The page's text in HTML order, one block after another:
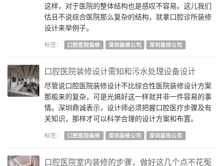
这样，对于医院的整体结构也是感叹不容易。这儿我们
估且不说综合医院那么复杂的结构，就拿口腔诊所装修
设计来举例子。
标签： 口腔医院装修 深圳装修公司 深圳装饰公司
口腔医院装修设计需知和污水处理设备设计
尽管说口腔医院装修设计不比综合性医院装修设计方案
那般来的复杂，可是光搞好这一样就并非一件容易的事
情。深圳鼎诚表示，设计师必须把握口腔医疗步骤及有
关知识，那样才可以科学合理的设计方案和布置。
标签： 口腔医院装修 深圳装修公司 深圳装饰公司
口腔医院室内装修的步骤，做好这几个点不花冤